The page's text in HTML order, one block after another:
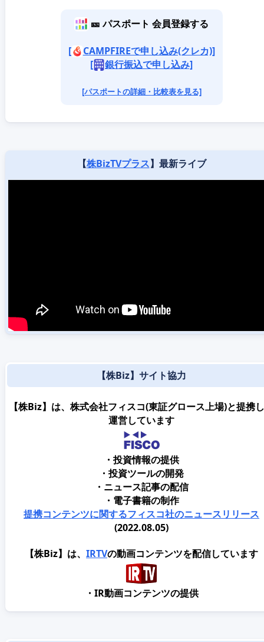
🎫 パスポート 会員登録する
[
CAMPFIREで申し込み(クレカ)]
[
銀行振込で申し込み]
[パスポートの詳細・比較表を見る]
【株BizTVプラス】最新ライブ
【株Biz】サイト協力
【株Biz】は、株式会社フィスコ(東証グロース上場)と提携
運営しています
・投資情報の提供
・投資ツールの開発
・ニュース記事の配信
・電子書籍の制作
提携コンテンツに関するフィスコ社のニュースリリース
(2022.08.05)
【株Biz】は、 IRTVの動画コンテンツを配信しています
・IR動画コンテンツの提供